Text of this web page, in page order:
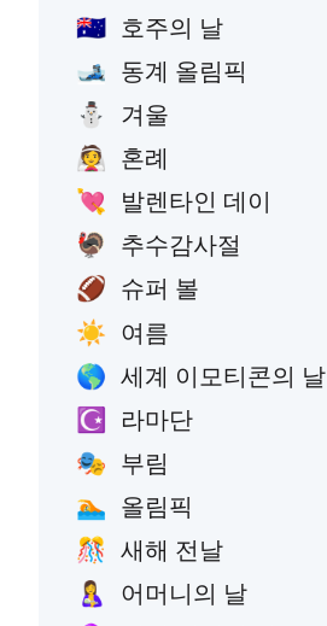
🇦🇺 호주의 날
🎿 동계 올림픽
⛄ 겨울
👰 혼례
💘 발렌타인 데이
🦃 추수감사절
🏈 슈퍼 볼
☀️ 여름
🌎 세계 이모티콘의 날
☪️ 라마단
🎭 부림
🏊 올림픽
🎊 새해 전날
🤱 어머니의 날